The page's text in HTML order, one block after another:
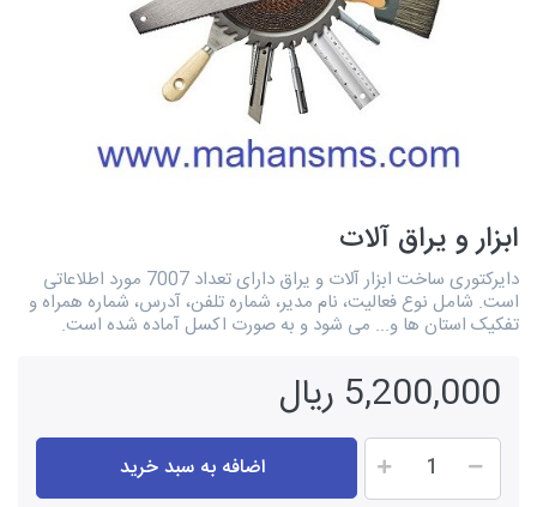
ابزار و یراق آلات
دایرکتوری ساخت ابزار آلات و یراق دارای تعداد 7007 مورد اطلاعاتی
است. شامل نوع فعالیت، نام مدیر، شماره تلفن، آدرس، شماره همراه و
تفکیک استان ها و... می شود و به صورت اکسل آماده شده است.
5,200,000 ریال
اضافه به سبد خرید